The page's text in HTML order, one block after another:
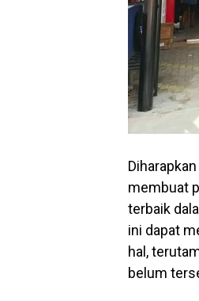
membuat
terbaik
ini dapat
hal,
belum